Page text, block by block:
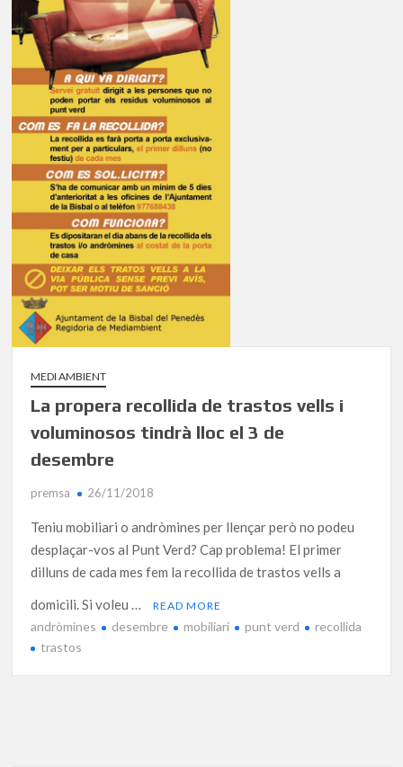
MEDI AMBIENT
La propera recollida de trastos vells i
voluminosos tindrà lloc el 3 de
desembre
premsa 26/11/2018
Teniu mobiliari o andròmines per llençar però no podeu
desplaçar-vos al Punt Verd? Cap problema! El primer
dilluns de cada mes fem la recollida de trastos vells a
domicili. Si voleu …
READ MORE
andròmines desembre mobiliari punt verd
recollida
trastos